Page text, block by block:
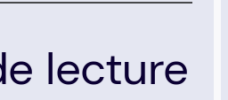
lecture